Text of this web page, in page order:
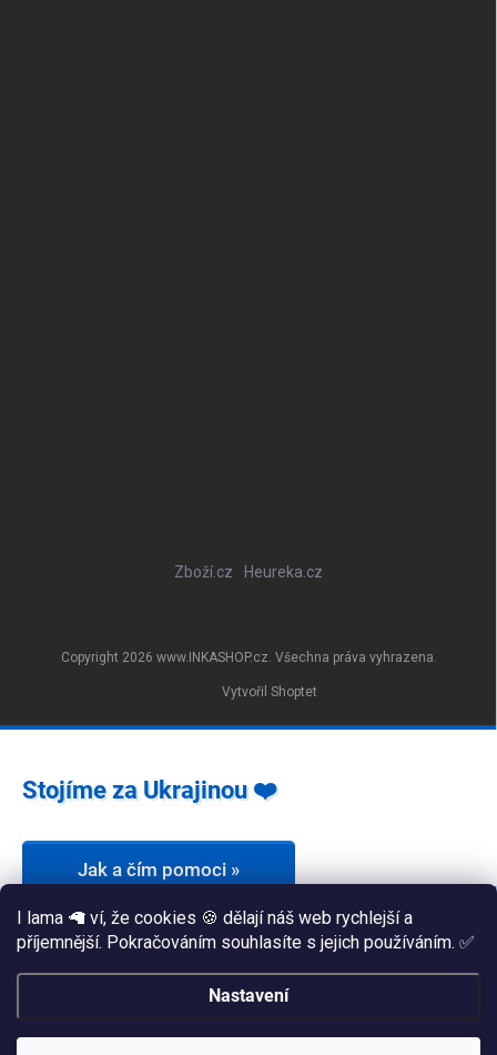
I lama 🦙 ví, že cookies 🍪 dělají náš web rychlejší a
příjemnější. Pokračováním souhlasíte s jejich používáním. ✅
Nastavení
Zboží.cz Heureka.cz
Vytvořil Shoptet
Copyright 2026 www.INKASHOP.cz . Všechna práva vyhrazena.
Stojíme za Ukrajinou ❤️
Jak a čím pomoci »